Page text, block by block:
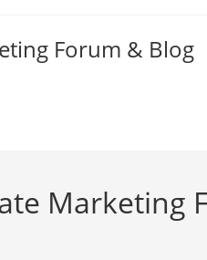
Forum & Blog
Marketing